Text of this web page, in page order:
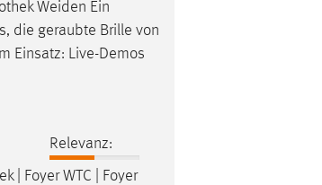
Weiden Ein
die geraubte Brille von
Einsatz: Live-Demos
Relevanz:
| Foyer WTC | Foyer